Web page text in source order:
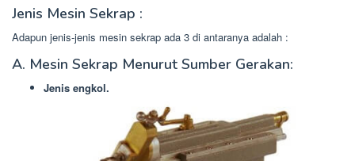
Jenis Mesin Sekrap :
Adapun jenis-jenis mesin sekrap ada 3 di antaranya adalah :
A. Mesin Sekrap Menurut Sumber Gerakan:
Jenis engkol.